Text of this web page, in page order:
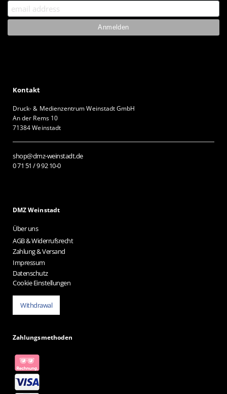
Kontakt
Druck- & Medienzentrum Weinstadt GmbH
An der Rems 10
71384 Weinstadt
shop@dmz-weinstadt.de
0 71 51 / 9 92 10-0
DMZ Weinstadt
Über uns
AGB & Widerrufsrecht
Zahlung & Versand
Impressum
Datenschutz
Cookie Einstellungen
Withdrawal
Zahlungsmethoden